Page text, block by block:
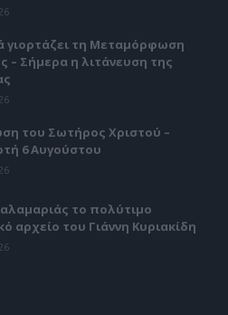
γιορτάζει τη Μεταμόρφωση
– Σήμερα η λιτάνευση της
του Σωτήρος Χριστού –
6 Αυγούστου
το πολύτιμο
αρχείο του Γιάννη Κυριακίδη